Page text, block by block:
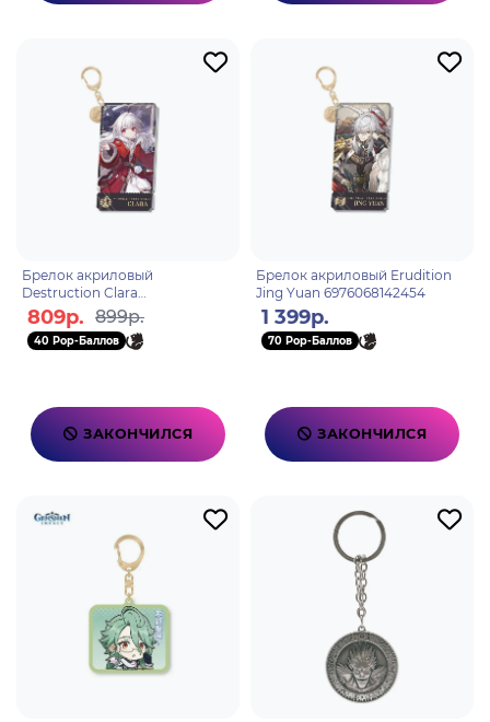
Брелок акриловый
Destruction Clara
6976068142485
809р. 899р.
40 Pop-Баллов
ЗАКОНЧИЛСЯ
Брелок акриловый Erudition
Jing Yuan 6976068142454
1 399р.
70 Pop-Баллов
ЗАКОНЧИЛСЯ